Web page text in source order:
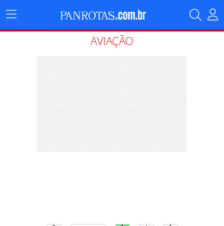
Menu
Principal
AVIAÇÃO